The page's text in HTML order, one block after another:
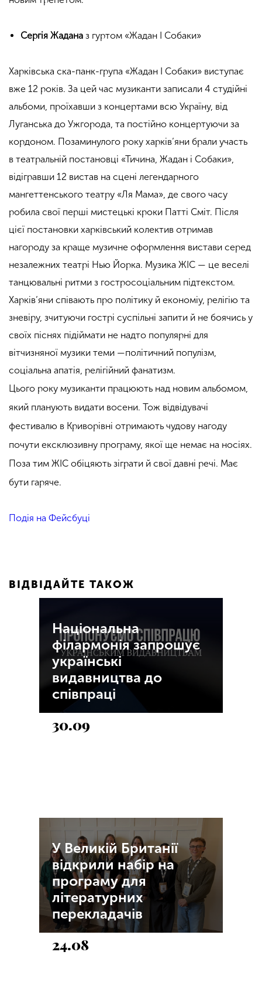
Сергія Жадана з гуртом «Жадан І Собаки»
Харківська ска-панк-група «Жадан І Собаки» виступає
вже 12 років. За цей час музиканти записали 4 студійні
альбоми, проїхавши з концертами всю Україну, від
Луганська до Ужгорода, та постійно концертуючи за
кордоном. Позаминулого року харків’яни брали участь
в театральній постановці «Тичина, Жадан і Собаки»,
відігравши 12 вистав на сцені легендарного
мангеттенського театру «Ля Мама», де свого часу
робила свої перші мистецькі кроки Патті Сміт. Після
цієї постановки харківський колектив отримав
нагороду за краще музичне оформлення вистави серед
незалежних театрі Нью Йорка. Музика ЖІС — це веселі
танцювальні ритми з гостросоціальним підтекстом.
Харків’яни співають про політику й економіу, релігію та
зневіру, зчитуючи гострі суспільні запити й не боячись у
своїх піснях підіймати не надто популярні для
вітчизняної музики теми —політичний популізм,
соціальна апатія, релігійний фанатизм.
Цього року музиканти працюють над новим альбомом,
який планують видати восени. Тож відвідувачі
фестивалю в Криворівні отримають чудову нагоду
почути ексклюзивну програму, якої ще немає на носіях.
Поза тим ЖІС обіцяють зіграти й свої давні речі. Має
бути гаряче.
Подія на Фейсбуці
ВІДВІДАЙТЕ ТАКОЖ
Національна
філармонія запрошує
українські
видавництва до
співпраці
30.09
У Великій Британії
відкрили набір на
програму для
літературних
перекладачів
24.08